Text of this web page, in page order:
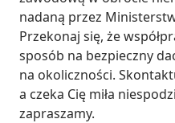
nadaną przez
Przekonaj się, że
sposób na bezpieczny
na okoliczności.
a czeka Cię miła
zapraszamy.